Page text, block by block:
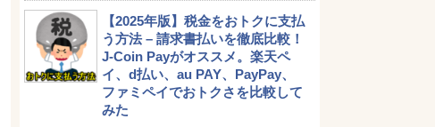
【2025年版】税金をおトクに支払
う方法 – 請求書払いを徹底比較！
J-Coin Payがオススメ。楽天ペ
イ、d払い、au PAY、PayPay、
ファミペイでおトクさを比較して
みた